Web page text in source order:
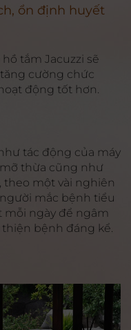
ổn định huyết
tắm Jacuzzi sẽ
cường chức
động tốt hơn.
tác động của máy
thừa cũng như
theo một vài nghiên
mắc bệnh tiểu
mỗi ngày để ngâm
bệnh đáng kể.